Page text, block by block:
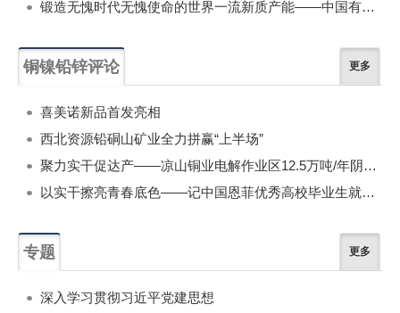
锻造无愧时代无愧使命的世界一流新质产能——中国有色金属工业的战略应对与破局之道（二）
铜镍铅锌评论 更多
喜美诺新品首发亮相
西北资源铅硐山矿业全力拼赢“上半场”
聚力实干促达产——凉山铜业电解作业区12.5万吨/年阴极铜试生产攻坚侧记
以实干擦亮青春底色——记中国恩菲优秀高校毕业生就业典型、青年工程师李林杰
专题 更多
深入学习贯彻习近平党建思想